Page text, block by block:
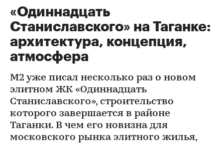
«Одиннадцать
Станиславского» на Таганке:
архитектура, концепция,
атмосфера
М2 уже писал несколько раз о новом
элитном ЖК «Одиннадцать
Станиславского», строительство
которого завершается в районе
Таганки. В чем его новизна для
московского рынка элитного жилья,